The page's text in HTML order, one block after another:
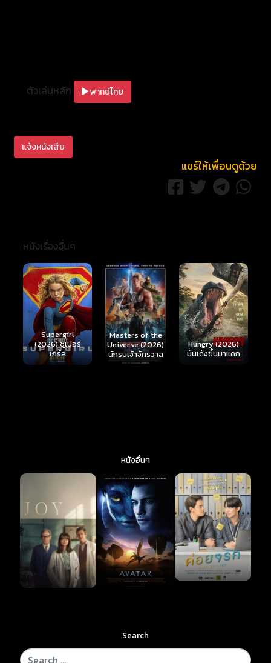
ตัวเล่นหลัก พากย์ไทย
แจ้งหนังเสีย
แชร์ให้เพื่อนดูด้วย
หนังเรื่องอื่นๆ
Masters of the
Universe (2026)
นักรบเจ้าจักรวาล
Hungry (2026)
มันเด้งขึ้นมาแดก
Ready or Not 2:
Here I Come
(2026) เกมพร้อม
ตาย 2
หนังอื่นๆ
Search